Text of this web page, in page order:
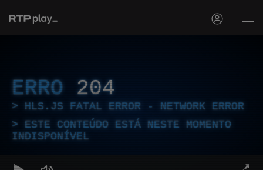
ERRO 204
HLS.JS FATAL ERROR - NETWORK ERROR
ESTE CONTEÚDO ESTÁ NESTE MOMENTO
INDISPONÍVEL